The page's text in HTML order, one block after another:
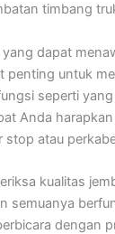
timbang
dapat
penting untuk
seperti
Anda
stop atau
kualitas
semuanya
dengan